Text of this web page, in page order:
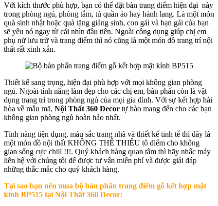
Với kích thước phù hợp, bạn có thể đặt bàn trang điểm hiện đại này
trong phòng ngủ, phòng tắm, tủ quần áo hay hành lang. Là một món
quà sinh nhật hoặc quà tặng giáng sinh, con gái và bạn gái của bạn
sẽ yêu nó ngay từ cái nhìn đầu tiên. Ngoài công dụng giúp chị em
phụ nữ lưu trữ và trang điểm thì nó cũng là một món đồ trang trí nội
thất rất xinh xắn.
Thiết kế sang trọng, hiện đại phù hợp với mọi không gian phòng
ngủ. Ngoài tính năng làm đẹp cho các chị em, bàn phấn còn là vật
dụng trang trí trong phòng ngủ của mọi gia đình. Với sự kết hợp hài
hòa về mẫu mã, Nội Thất 360 Decor tự hào mang đến cho các bạn
không gian phòng ngủ hoàn hảo nhất.
Tính năng tiện dụng, màu sắc trang nhã và thiết kế tinh tế thì đây là
một món đồ nội thất KHÔNG THỂ THIẾU tô điểm cho không
gian sống cực chill !!!. Quý khách hàng quan tâm thì hãy nhấc máy
liên hệ với chúng tôi để được tư vấn miễn phí và được giải đáp
những thắc mắc cho quý khách hàng.
Tại sao bạn nên mua bộ bàn phấn trang điểm gỗ kết hợp mặt
kính BP515 tại Nội Thất 360 Decor: